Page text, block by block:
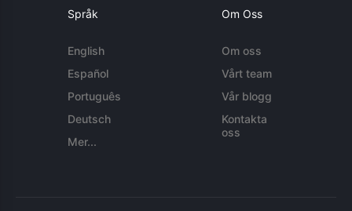
Språk
English
Español
Português
Deutsch
Mer...
Om Oss
Om oss
Vårt team
Vår blogg
Kontakta
oss